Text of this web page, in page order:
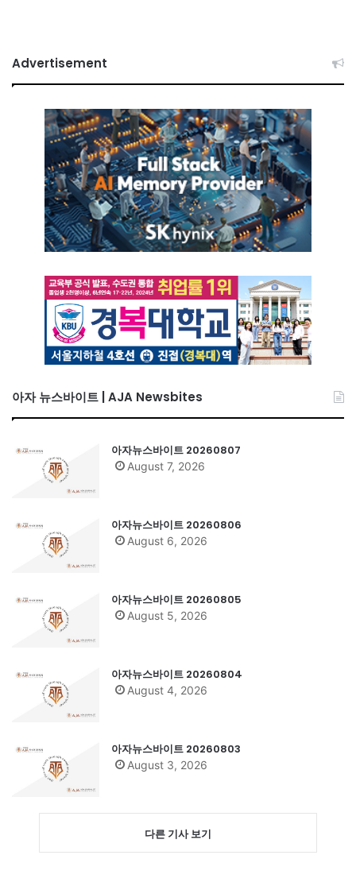
Advertisement
아자 뉴스바이트 | AJA Newsbites
아자뉴스바이트 20260807
August 7, 2026
아자뉴스바이트 20260806
August 6, 2026
아자뉴스바이트 20260805
August 5, 2026
아자뉴스바이트 20260804
August 4, 2026
아자뉴스바이트 20260803
August 3, 2026
다른 기사 보기